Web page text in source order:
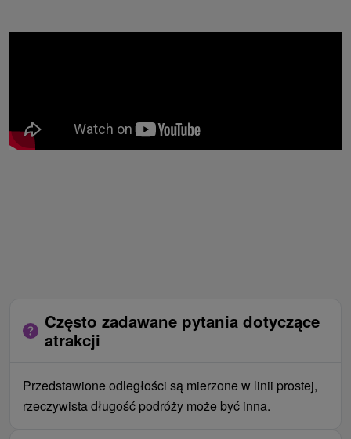
Często zadawane pytania dotyczące
atrakcji
Przedstawione odległości są mierzone w linii prostej,
rzeczywista długość podróży może być inna.